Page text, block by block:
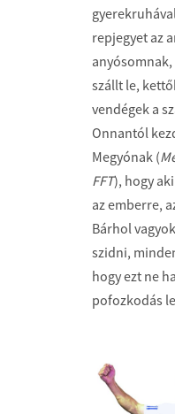
repjegyet az
szállt le,
vendégek a
Onnantól
Megyónak (
FFT), hogy
az emberre,
Bárhol
szidni,
hogy ezt ne
pofozkodás